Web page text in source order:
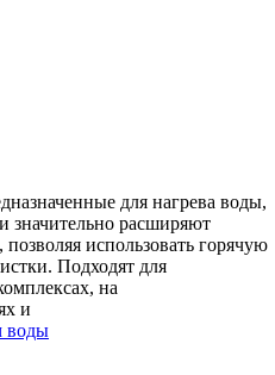
для нагрева воды,
значительно расширяют
использовать горячую
Подходят для
на
и
воды